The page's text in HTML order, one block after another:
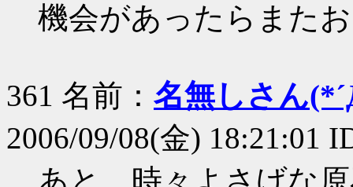
機会があったらまた
361 名前： 名無しさん
2006/09/08(金) 18:21:01